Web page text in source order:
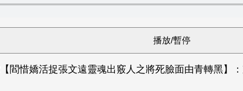
【閻惜嬌活捉張文遠靈魂出竅人之將死臉面由青轉黑】